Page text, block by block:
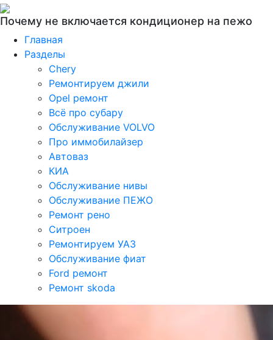
Почему не включается кондиционер на пежо
Главная
Разделы
Chery
Ремонтируем джили
Opel ремонт
Всё про субару
Обслуживание VOLVO
Про иммобилайзер
Автоваз
КИА
Обслуживание нивы
Обслуживание ПЕЖО
Ремонт рено
Ситроен
Ремонтируем УАЗ
Обслуживание фиат
Ford ремонт
Ремонт skoda